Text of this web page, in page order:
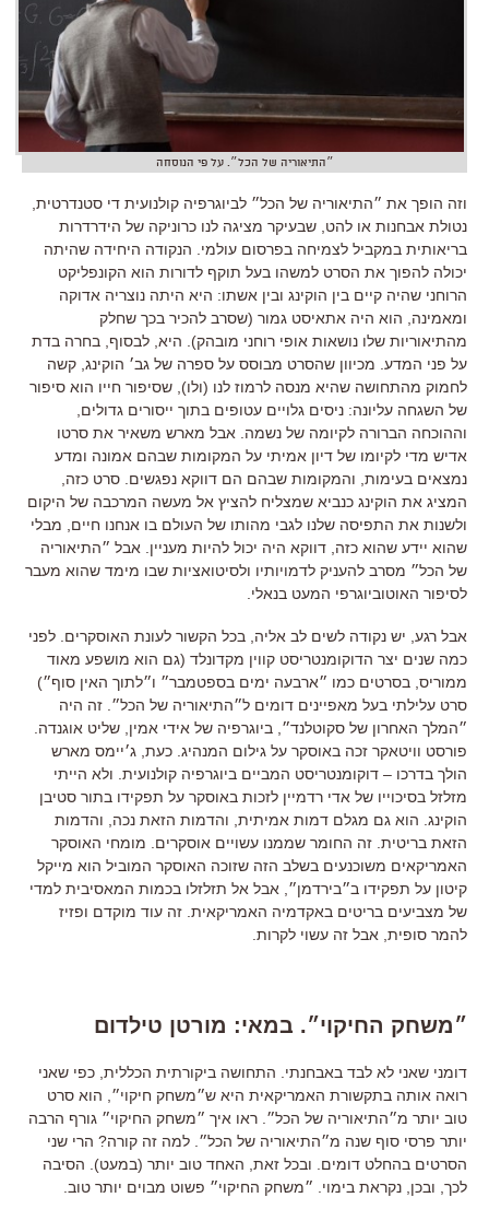
״התיאוריה של הכל״. על פי הנוסחה
וזה הופך את ״התיאוריה של הכל״ לביוגרפיה קולנועית די סטנדרטית,
נטולת אבחנות או להט, שבעיקר מציגה לנו כרוניקה של הידרדרות
בריאותית במקביל לצמיחה בפרסום עולמי. הנקודה היחידה שהיתה
יכולה להפוך את הסרט למשהו בעל תוקף לדורות הוא הקונפליקט
הרוחני שהיה קיים בין הוקינג ובין אשתו: היא היתה נוצריה אדוקה
ומאמינה, הוא היה אתאיסט גמור (שסרב להכיר בכך שחלק
מהתיאוריות שלו נושאות אופי רוחני מובהק). היא, לבסוף, בחרה בדת
על פני המדע. מכיוון שהסרט מבוסס על ספרה של גב׳ הוקינג, קשה
לחמוק מהתחושה שהיא מנסה לרמוז לנו (ולו), שסיפור חייו הוא סיפור
של השגחה עליונה: ניסים גלויים עטופים בתוך ייסורים גדולים,
וההוכחה הברורה לקיומה של נשמה. אבל מארש משאיר את סרטו
אדיש מדי לקיומו של דיון אמיתי על המקומות שבהם אמונה ומדע
נמצאים בעימות, והמקומות שבהם הם דווקא נפגשים. סרט כזה,
המציג את הוקינג כנביא שמצליח להציץ אל מעשה המרכבה של היקום
ולשנות את התפיסה שלנו לגבי מהותו של העולם בו אנחנו חיים, מבלי
שהוא יידע שהוא כזה, דווקא היה יכול להיות מעניין. אבל ״התיאוריה
של הכל״ מסרב להעניק לדמויותיו ולסיטואציות שבו מימד שהוא מעבר
לסיפור האוטוביוגרפי המעט בנאלי.
אבל רגע, יש נקודה לשים לב אליה, בכל הקשור לעונת האוסקרים. לפני
כמה שנים יצר הדוקומנטריסט קווין מקדונלד (גם הוא מושפע מאוד
ממוריס, בסרטים כמו ״ארבעה ימים בספטמבר״ ו״לתוך האין סוף״)
סרט עלילתי בעל מאפיינים דומים ל״התיאוריה של הכל״. זה היה
״המלך האחרון של סקוטלנד״, ביוגרפיה של אידי אמין, שליט אוגנדה.
פורסט וויטאקר זכה באוסקר על גילום המנהיג. כעת, ג׳יימס מארש
הולך בדרכו – דוקומנטריסט המביים ביוגרפיה קולנועית. ולא הייתי
מזלזל בסיכוייו של אדי רדמיין לזכות באוסקר על תפקידו בתור סטיבן
הוקינג. הוא גם מגלם דמות אמיתית, והדמות הזאת נכה, והדמות
הזאת בריטית. זה החומר שממנו עשויים אוסקרים. מומחי האוסקר
האמריקאים משוכנעים בשלב הזה שזוכה האוסקר המוביל הוא מייקל
קיטון על תפקידו ב״בירדמן״, אבל אל תזלזלו בכמות המאסיבית למדי
של מצביעים בריטים באקדמיה האמריקאית. זה עוד מוקדם ופזיז
להמר סופית, אבל זה עשוי לקרות.
״משחק החיקוי״. במאי: מורטן טילדום
דומני שאני לא לבד באבחנתי. התחושה ביקורתית הכללית, כפי שאני
רואה אותה בתקשורת האמריקאית היא ש״משחק חיקוי״, הוא סרט
טוב יותר מ״התיאוריה של הכל״. ראו איך ״משחק החיקוי״ גורף הרבה
יותר פרסי סוף שנה מ״התיאוריה של הכל״. למה זה קורה? הרי שני
הסרטים בהחלט דומים. ובכל זאת, האחד טוב יותר (במעט). הסיבה
לכך, ובכן, נקראת בימוי. ״משחק החיקוי״ פשוט מבוים יותר טוב.